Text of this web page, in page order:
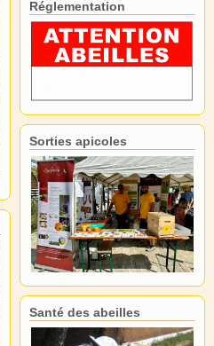
Réglementation
Sorties apicoles
Santé des abeilles